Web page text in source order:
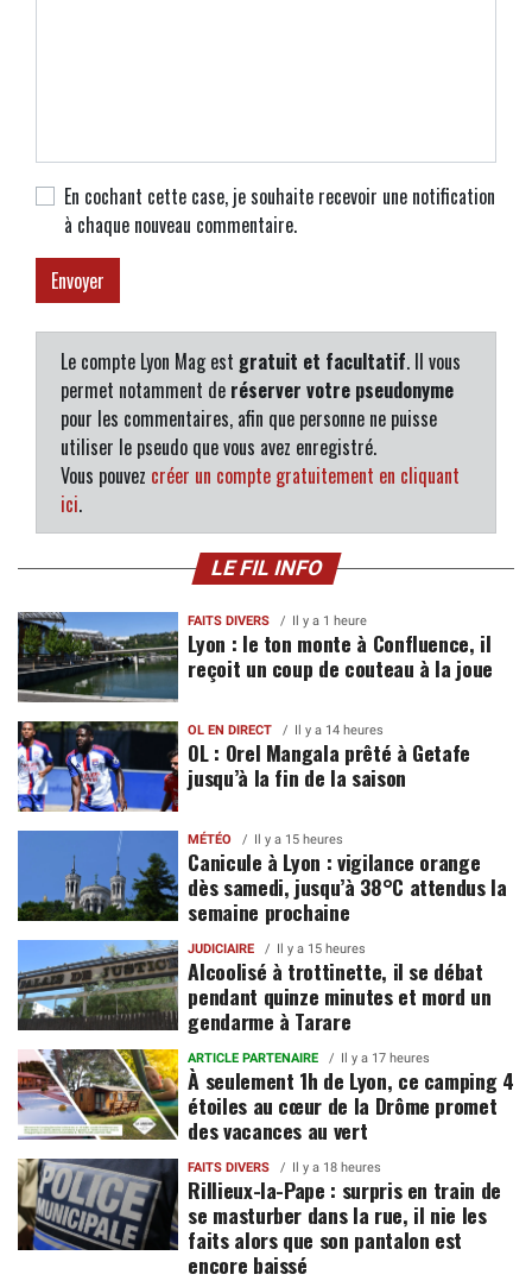
En cochant cette case, je souhaite recevoir une notification
à chaque nouveau commentaire.
Le compte Lyon Mag est gratuit et facultatif. Il vous
permet notamment de réserver votre pseudonyme
pour les commentaires, afin que personne ne puisse
utiliser le pseudo que vous avez enregistré.
Vous pouvez créer un compte gratuitement en cliquant
ici.
LE FIL INFO
FAITS DIVERS Il y a 1 heure
Lyon : le ton monte à Confluence, il
reçoit un coup de couteau à la joue
OL EN DIRECT Il y a 14 heures
OL : Orel Mangala prêté à Getafe
jusqu’à la fin de la saison
MÉTÉO Il y a 15 heures
Canicule à Lyon : vigilance orange
dès samedi, jusqu’à 38°C attendus la
semaine prochaine
JUDICIAIRE Il y a 15 heures
Alcoolisé à trottinette, il se débat
pendant quinze minutes et mord un
gendarme à Tarare
ARTICLE PARTENAIRE Il y a 17 heures
À seulement 1h de Lyon, ce camping 4
étoiles au cœur de la Drôme promet
des vacances au vert
FAITS DIVERS Il y a 18 heures
Rillieux-la-Pape : surpris en train de
se masturber dans la rue, il nie les
faits alors que son pantalon est
encore baissé